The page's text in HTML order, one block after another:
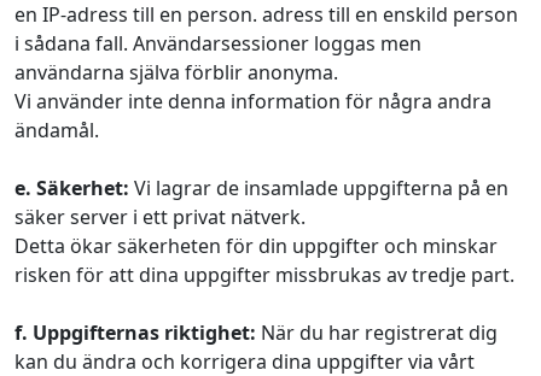
en IP-adress till en person. adress till en enskild person
i sådana fall. Användarsessioner loggas men
användarna själva förblir anonyma.
Vi använder inte denna information för några andra
ändamål.
e. Säkerhet: Vi lagrar de insamlade uppgifterna på en
säker server i ett privat nätverk.
Detta ökar säkerheten för din uppgifter och minskar
risken för att dina uppgifter missbrukas av tredje part.
f. Uppgifternas riktighet: När du har registrerat dig
kan du ändra och korrigera dina uppgifter via vårt